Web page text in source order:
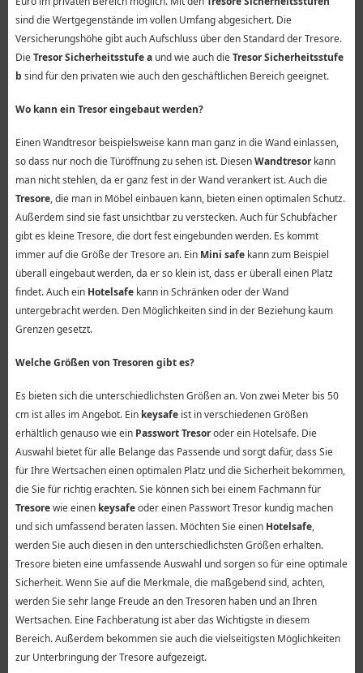
sind die Wertgegenstände im vollen Umfang abgesichert. Die
Versicherungshöhe gibt auch Aufschluss über den Standard der Tresore.
DieTresor Sicherheitsstufe aund wie auch dieTresor Sicherheitsstufe
b sind für den privaten wie auch den geschäftlichen Bereich geeignet.
Wo kann ein Tresor eingebaut werden?
Einen Wandtresor beispielsweise kann man ganz in die Wand einlassen,
so dass nur noch die Türöffnung zu sehen ist. DiesenWandtresorkann
man nicht stehlen, da er ganz fest in der Wand verankert ist. Auch die
Tresore, die man in Möbel einbauen kann, bieten einen optimalen Schutz.
Außerdem sind sie fast unsichtbar zu verstecken. Auch für Schubfächer
gibt es kleine Tresore, die dort fest eingebunden werden. Es kommt
immer auf die Größe der Tresore an. Ein Mini safekann zum Beispiel
überall eingebaut werden, da er so klein ist, dass er überall einen Platz
findet. Auch ein Hotelsafekann in Schränken oder der Wand
untergebracht werden. Den Möglichkeiten sind in der Beziehung kaum
Grenzen gesetzt.
Welche Größen von Tresoren gibt es?
Es bieten sich die unterschiedlichsten Größen an. Von zwei Meter bis 50
cm ist alles im Angebot. Ein keysafeist in verschiedenen Größen
erhältlich genauso wie ein Passwort Tresoroder ein Hotelsafe. Die
Auswahl bietet für alle Belange das Passende und sorgt dafür, dass Sie
für Ihre Wertsachen einen optimalen Platz und die Sicherheit bekommen,
die Sie für richtig erachten. Sie können sich bei einem Fachmann für
Tresorewie einen keysafeoder einen Passwort Tresor kundig machen
und sich umfassend beraten lassen. Möchten Sie einen Hotelsafe,
werden Sie auch diesen in den unterschiedlichsten Größen erhalten.
Tresore bieten eine umfassende Auswahl und sorgen so für eine optimale
Sicherheit. Wenn Sie auf die Merkmale, die maßgebend sind, achten,
werden Sie sehr lange Freude an den Tresoren haben und an Ihren
Wertsachen. Eine Fachberatung ist aber das Wichtigste in diesem
Bereich. Außerdem bekommen sie auch die vielseitigsten Möglichkeiten
zur Unterbringung der Tresore aufgezeigt.